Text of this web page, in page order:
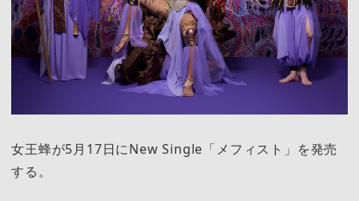
女王蜂が5月17日にNew Single「メフィスト」を発売
する。